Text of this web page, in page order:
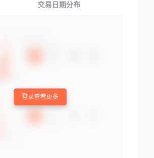
交易日期分布
登录查看更多